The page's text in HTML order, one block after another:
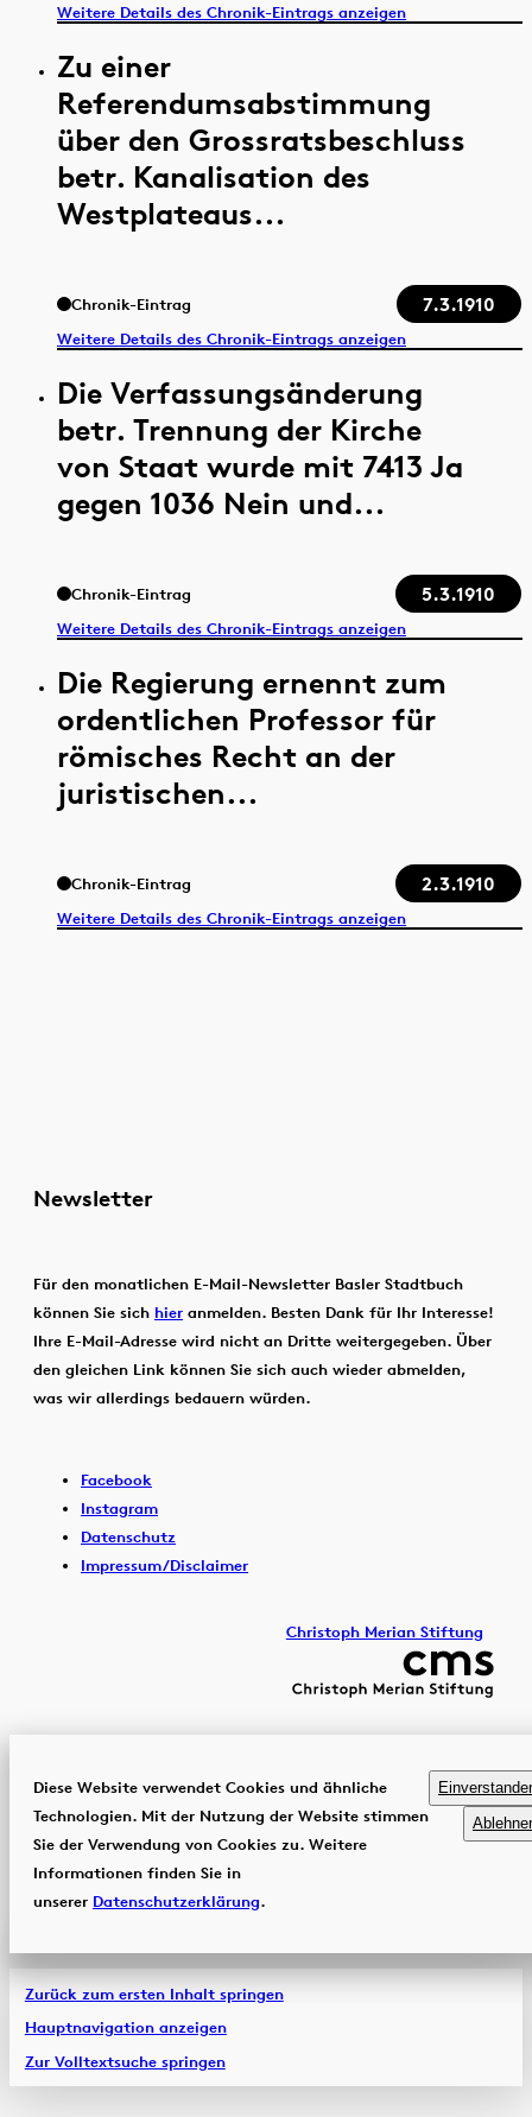
Weitere Details des Chronik-Eintrags anzeigen
Zu einer
Referendumsabstimmung
über den Grossratsbeschluss
betr. Kanalisation des
Westplateaus...
Chronik-Eintrag 7.3.1910
Weitere Details des Chronik-Eintrags anzeigen
Die Verfassungsänderung
betr. Trennung der Kirche
von Staat wurde mit 7413 Ja
gegen 1036 Nein und...
Chronik-Eintrag 5.3.1910
Weitere Details des Chronik-Eintrags anzeigen
Die Regierung ernennt zum
ordentlichen Professor für
römisches Recht an der
juristischen...
Chronik-Eintrag 2.3.1910
Weitere Details des Chronik-Eintrags anzeigen
Newsletter
Für den monatlichen E-Mail-Newsletter Basler Stadtbuch
können Sie sich hier anmelden. Besten Dank für Ihr Interesse!
Ihre E-Mail-Adresse wird nicht an Dritte weitergegeben. Über
den gleichen Link können Sie sich auch wieder abmelden,
was wir allerdings bedauern würden.
Facebook
Instagram
Datenschutz
Impressum/Disclaimer
Christoph Merian Stiftung
Diese Website verwendet Cookies und ähnliche
Technologien. Mit der Nutzung der Website stimmen
Sie der Verwendung von Cookies zu. Weitere
Informationen finden Sie in
unserer Datenschutzerklärung.
Zurück zum ersten Inhalt springen
Hauptnavigation anzeigen
Zur Volltextsuche springen